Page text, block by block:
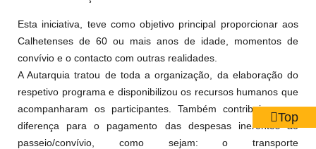
Esta iniciativa, teve como objetivo principal proporcionar aos
Calhetenses de 60 ou mais anos de idade, momentos de
convívio e o contacto com outras realidades.
A Autarquia tratou de toda a organização, da elaboração do
respetivo programa e disponibilizou os recursos humanos que
acompanharam os participantes. Também contribui com a
diferença para o pagamento das despesas inerentes ao
passeio/convívio, como sejam: o transporte
Top